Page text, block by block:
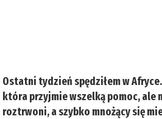
Ostatni tydzień spędziłem w
która przyjmie wszelką pomoc, ale
roztrwoni, a szybko mnożący się